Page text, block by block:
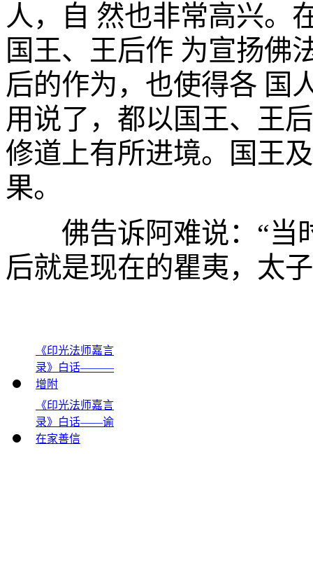
人，自 然也非常高兴。
国王、王后作 为宣扬佛
后的作为，也使得各 国
用说了，都以国王、王
修道上有所进境。国王
果。
佛告诉阿难说：“当
后就是现在的瞿夷，太
《印光法师嘉言
录》白话———
增附
《印光法师嘉言
录》白话——谕
在家善信